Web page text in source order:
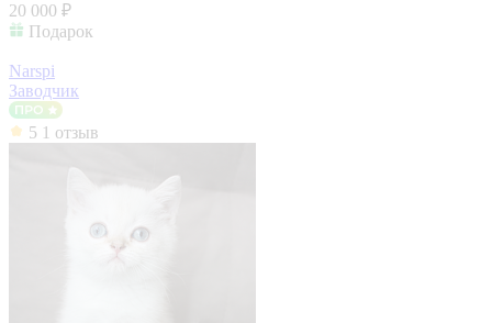
20 000 ₽
Подарок
Narspi
Заводчик
5 1 отзыв